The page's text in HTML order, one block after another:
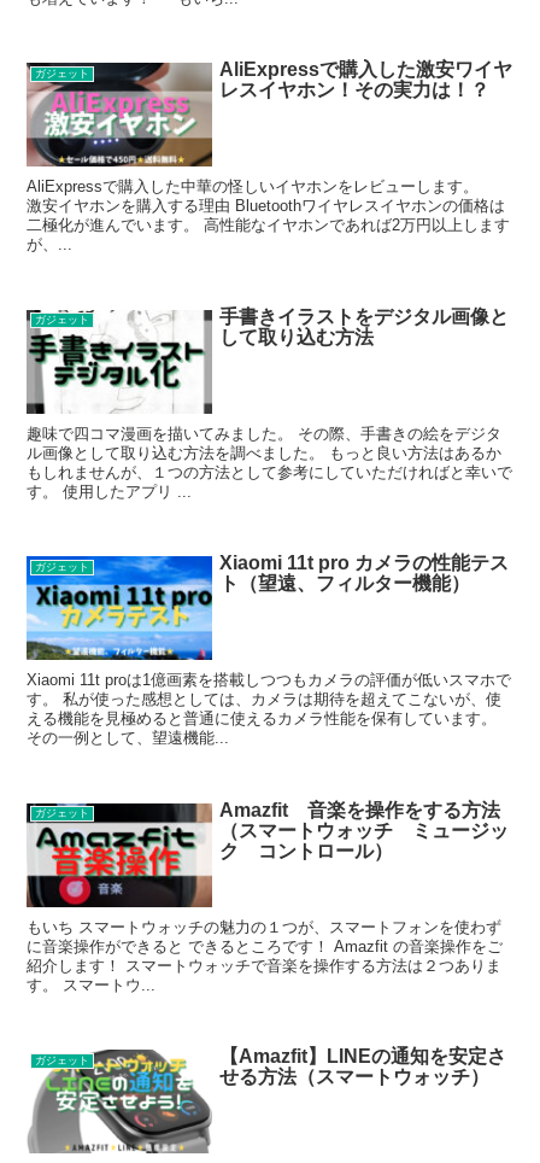
ガジェット
AliExpressで購入した激安ワイヤ
レスイヤホン！その実力は！？
AliExpressで購入した中華の怪しいイヤホンをレビューします。
激安イヤホンを購入する理由 Bluetoothワイヤレスイヤホンの価格は
二極化が進んでいます。 高性能なイヤホンであれば2万円以上します
が、...
ガジェット
手書きイラストをデジタル画像と
して取り込む方法
趣味で四コマ漫画を描いてみました。 その際、手書きの絵をデジタ
ル画像として取り込む方法を調べました。 もっと良い方法はあるか
もしれませんが、１つの方法として参考にしていただければと幸いで
す。 使用したアプリ ...
ガジェット
Xiaomi 11t pro カメラの性能テス
ト（望遠、フィルター機能）
Xiaomi 11t proは1億画素を搭載しつつもカメラの評価が低いスマホで
す。 私が使った感想としては、カメラは期待を超えてこないが、使
える機能を見極めると普通に使えるカメラ性能を保有しています。
その一例として、望遠機能...
ガジェット
Amazfit 音楽を操作をする方法
（スマートウォッチ ミュージッ
ク コントロール）
もいち スマートウォッチの魅力の１つが、スマートフォンを使わず
に音楽操作ができると できるところです！ Amazfit の音楽操作をご
紹介します！ スマートウォッチで音楽を操作する方法は２つありま
す。 スマートウ...
ガジェット
【Amazfit】LINEの通知を安定さ
せる方法（スマートウォッチ）